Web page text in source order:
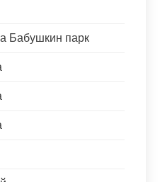
Бабушкин парк